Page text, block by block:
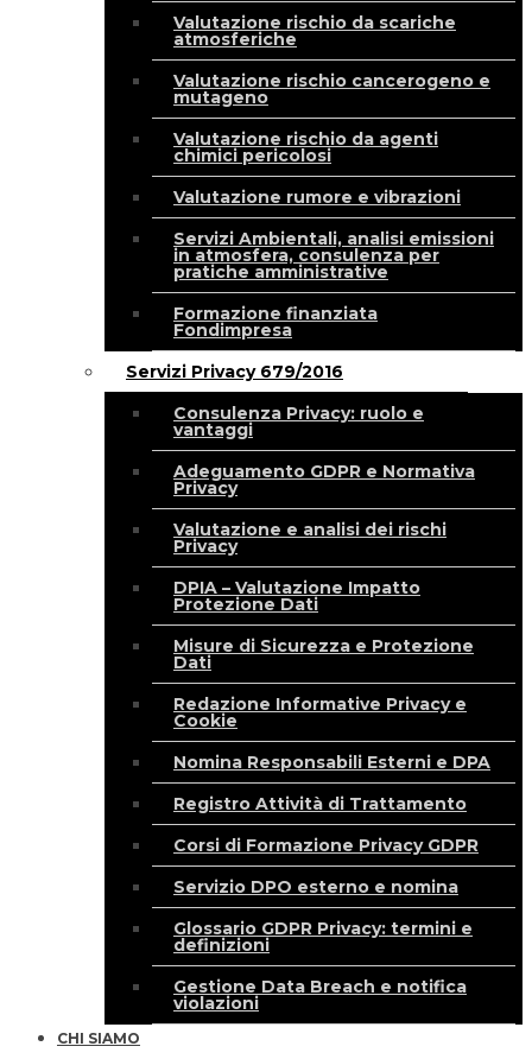
Valutazione rischio da scariche
atmosferiche
Valutazione rischio cancerogeno e
mutageno
Valutazione rischio da agenti
chimici pericolosi
Valutazione rumore e vibrazioni
Servizi Ambientali, analisi emissioni
in atmosfera, consulenza per
pratiche amministrative
Formazione finanziata
Fondimpresa
Servizi Privacy 679/2016
Consulenza Privacy: ruolo e
vantaggi
Adeguamento GDPR e Normativa
Privacy
Valutazione e analisi dei rischi
Privacy
DPIA – Valutazione Impatto
Protezione Dati
Misure di Sicurezza e Protezione
Dati
Redazione Informative Privacy e
Cookie
Nomina Responsabili Esterni e DPA
Registro Attività di Trattamento
Corsi di Formazione Privacy GDPR
Servizio DPO esterno e nomina
Glossario GDPR Privacy: termini e
definizioni
Gestione Data Breach e notifica
violazioni
CHI SIAMO